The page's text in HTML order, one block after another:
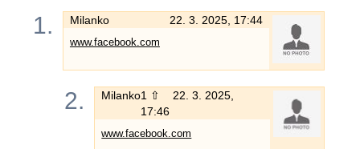
1. Milanko 22. 3. 2025, 17:44
www.facebook.com
2. Milanko1 ⇧
22. 3. 2025,
17:46
www.facebook.com